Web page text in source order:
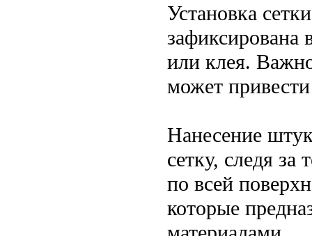
Установка
или клея.
может
Нанесение
сетку, следя
по всей
которые